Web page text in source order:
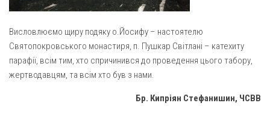
Монастир сестер милосердя Св. Вінкентія. Дім Милосердя
Монастир Успення Пресвятої Богородиці Сестер Чину
Святого Василія Великого
Комісії
Висловлюємо щиру подяку о.Йосифу – настоятелю
Святопокровського монастиря, п. Пушкар Світлані – катехиту
парафії, всім тим, хто спричинився до проведення цього табору,
жертводавцям, та всім хто був з нами.
Бр. Кипріян Стефанишин, ЧСВВ